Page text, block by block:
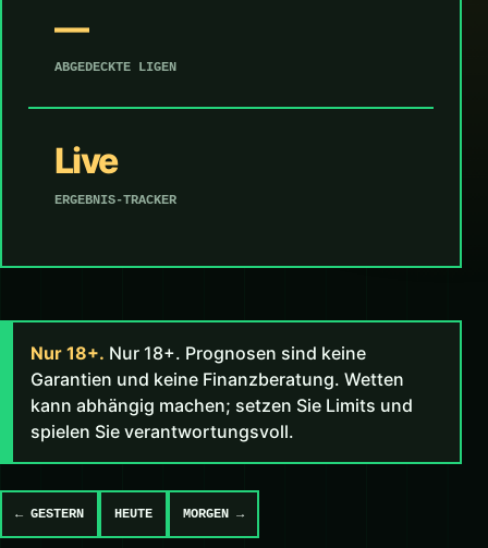
—
ABGEDECKTE LIGEN
Live
ERGEBNIS-TRACKER
Nur 18+. Nur 18+. Prognosen sind keine
Garantien und keine Finanzberatung. Wetten
kann abhängig machen; setzen Sie Limits und
spielen Sie verantwortungsvoll.
← GESTERN HEUTE MORGEN →